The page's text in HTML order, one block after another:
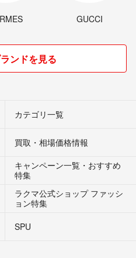
GUCCI
ンドを見る
カテゴリ一覧
買取・相場価格情報
キャンペーン一覧・おすすめ
特集
ラクマ公式ショップ ファッシ
ョン特集
SPU